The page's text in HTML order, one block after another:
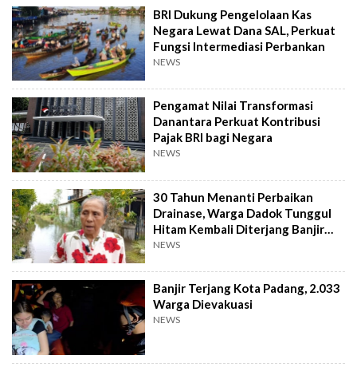
BRI Dukung Pengelolaan Kas
Negara Lewat Dana SAL, Perkuat
Fungsi Intermediasi Perbankan
NEWS
Pengamat Nilai Transformasi
Danantara Perkuat Kontribusi
Pajak BRI bagi Negara
NEWS
30 Tahun Menanti Perbaikan
Drainase, Warga Dadok Tunggul
Hitam Kembali Diterjang Banjir
Parah
NEWS
Banjir Terjang Kota Padang, 2.033
Warga Dievakuasi
NEWS